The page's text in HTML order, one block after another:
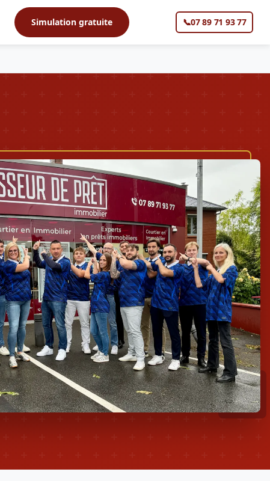
Simulation gratuite 📞07 89 71 93 77